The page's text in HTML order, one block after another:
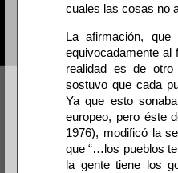
cuales las cosas no
La afirmación,
equivocadamente al
realidad es de otro
sostuvo que cada
Ya que esto
europeo, pero éste
1976), modificó la
que “…los pueblos
la gente tiene los